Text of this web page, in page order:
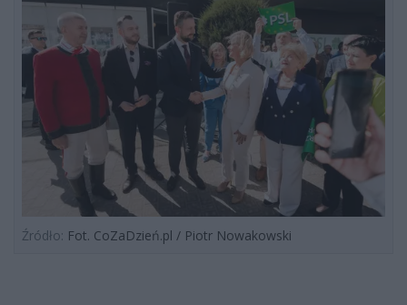
Źródło: Fot. CoZaDzień.pl / Piotr Nowakowski